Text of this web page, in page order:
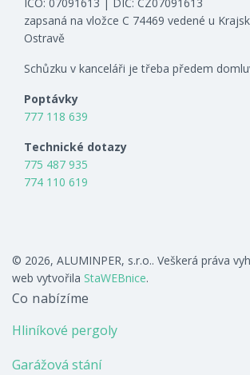
zapsaná na vložce C 74469 vedené u
Ostravě
Schůzku v kanceláři je třeba předem
Poptávky
777 118 639
Technické dotazy
775 487 935
774 110 619
© 2026, ALUMINPER, s.r.o.. Veškerá práva
web vytvořila StaWEBnice.
Co nabízíme
Hliníkové pergoly
Garážová stání